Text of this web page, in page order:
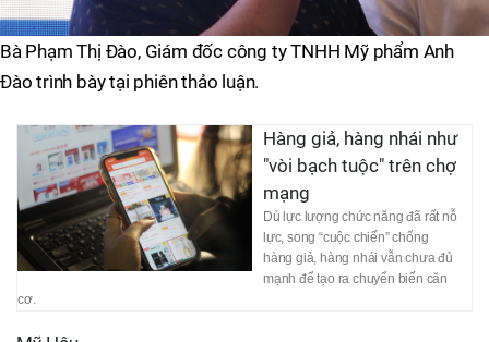
Bà Phạm Thị Đào, Giám đốc công ty TNHH Mỹ phẩm Anh
Đào trình bày tại phiên thảo luận.
Hàng giả, hàng nhái như
"vòi bạch tuộc" trên chợ
mạng
Dù lực lượng chức năng đã rất nỗ
lực, song “cuộc chiến” chống
hàng giả, hàng nhái vẫn chưa đủ
mạnh để tạo ra chuyển biến căn
cơ.